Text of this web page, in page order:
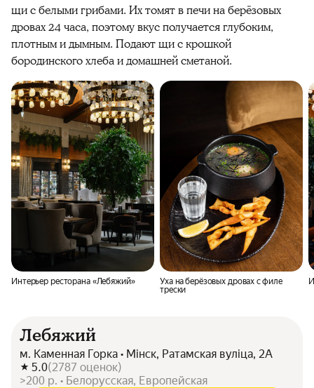
щи с белыми грибами. Их томят в печи на берёзовых
дровах 24 часа, поэтому вкус получается глубоким,
плотным и дымным. Подают щи с крошкой
бородинского хлеба и домашней сметаной.
Интерьер ресторана «Лебяжий»
Уха на берёзовых дровах с филе
трески
Лебяжий
м. Каменная Горка • Мінск, Ратамская вуліца, 2А
5.0(2787 оценок)
>200 р. • Белорусская, Европейская